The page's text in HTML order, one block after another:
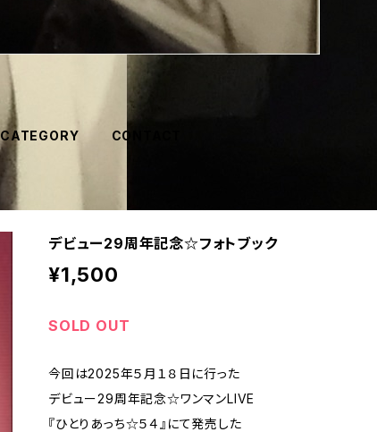
CATEGORY CONTACT
デビュー29周年記念☆フォトブック
¥1,500
SOLD OUT
今回は2025年５月１８日に行った
デビュー29周年記念☆ワンマンLIVE
『ひとりあっち☆５４』にて発売した